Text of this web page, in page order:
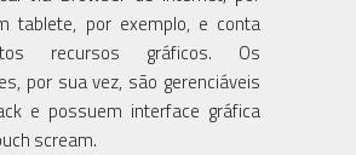
tablete, por exemplo, e conta
recursos gráficos. Os
por sua vez, são gerenciáveis
e possuem interface gráfica
scream.